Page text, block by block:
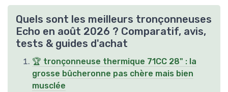
Quels sont les meilleurs tronçonneuses
Echo en août 2026 ? Comparatif, avis,
tests & guides d'achat
🏆 tronçonneuse thermique 71CC 28" : la
grosse bûcheronne pas chère mais bien
musclée